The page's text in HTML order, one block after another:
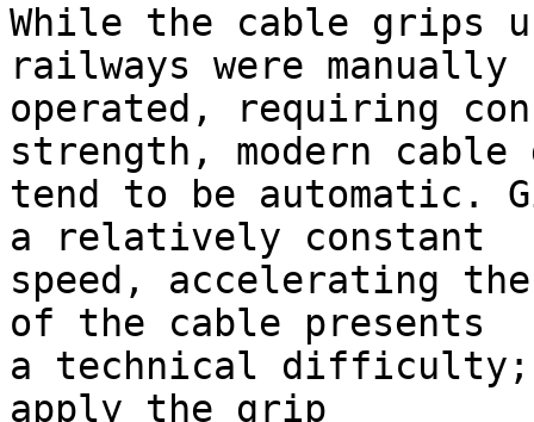
While the cable grips
railways were manually
operated, requiring
strength, modern cable
tend to be automatic.
a relatively constant
speed, accelerating
of the cable presents
a technical difficulty;
apply the grip